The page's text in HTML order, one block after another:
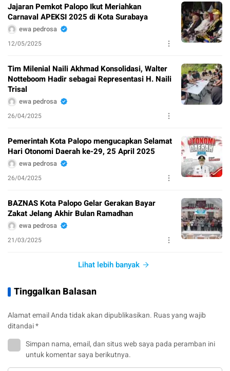
Jajaran Pemkot Palopo Ikut Meriahkan
Carnaval APEKSI 2025 di Kota Surabaya
ewa pedrosa
12/05/2025
Tim Milenial Naili Akhmad Konsolidasi, Walter
Notteboom Hadir sebagai Representasi H. Naili
Trisal
ewa pedrosa
26/04/2025
Pemerintah Kota Palopo mengucapkan Selamat
Hari Otonomi Daerah ke-29, 25 April 2025
ewa pedrosa
26/04/2025
BAZNAS Kota Palopo Gelar Gerakan Bayar
Zakat Jelang Akhir Bulan Ramadhan
ewa pedrosa
21/03/2025
Lihat lebih banyak
Tinggalkan Balasan
Alamat email Anda tidak akan dipublikasikan. Ruas yang wajib
ditandai*
Simpan nama, email, dan situs web saya pada peramban ini
untuk komentar saya berikutnya.